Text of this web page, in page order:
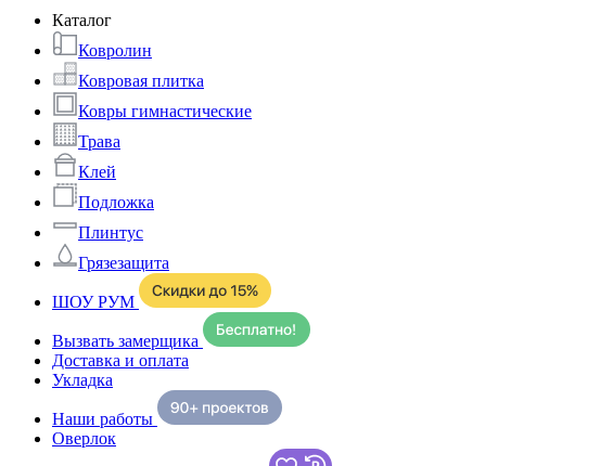
Каталог
Ковролин
Ковровая плитка
Ковры гимнастические
Трава
Клей
Подложка
Плинтус
Грязезащита
ШОУ РУМ
Вызвать замерщика
Доставка и оплата
Укладка
Наши работы
Оверлок